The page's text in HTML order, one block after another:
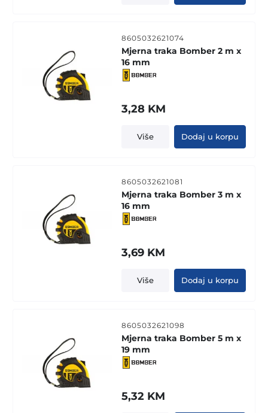
8605032621074
Mjerna traka Bomber 2 m x
16 mm
3,28 KM
Više Dodaj u korpu
8605032621081
Mjerna traka Bomber 3 m x
16 mm
3,69 KM
Više Dodaj u korpu
8605032621098
Mjerna traka Bomber 5 m x
19 mm
5,32 KM